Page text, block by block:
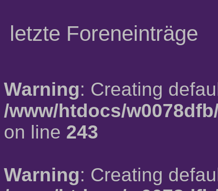
letzte Foreneinträge
Warning: Creating
/www/htdocs/
on line 243
Warning: Creating